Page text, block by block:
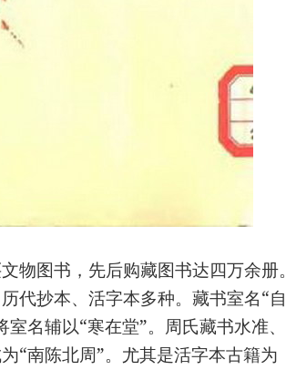
物图书，先后购藏图书达四万余册。
代抄本、活字本多种。藏书室名“自
名辅以“寒在堂”。周氏藏书水准、
“南陈北周”。尤其是活字本古籍为